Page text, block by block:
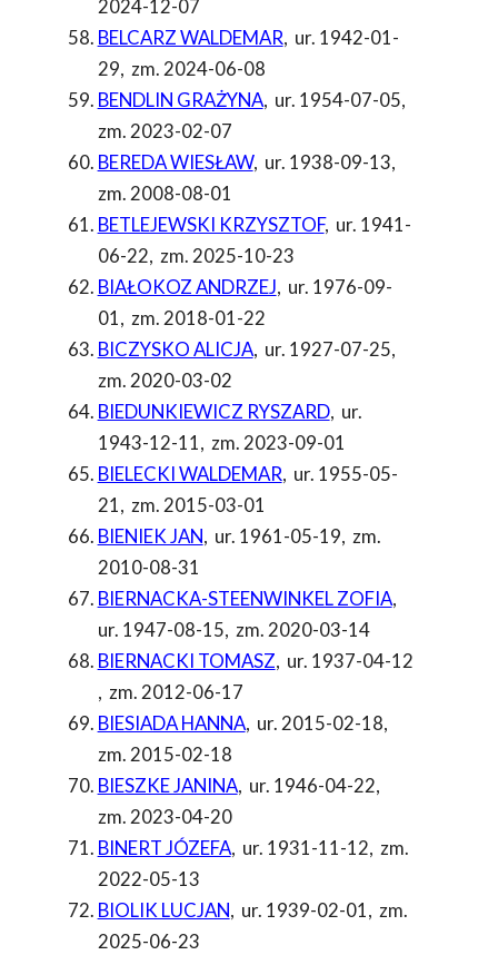
2024-12-07
BELCARZ WALDEMAR, ur. 1942-01-
29, zm. 2024-06-08
BENDLIN GRAŻYNA, ur. 1954-07-05,
zm. 2023-02-07
BEREDA WIESŁAW, ur. 1938-09-13,
zm. 2008-08-01
BETLEJEWSKI KRZYSZTOF, ur. 1941-
06-22, zm. 2025-10-23
BIAŁOKOZ ANDRZEJ, ur. 1976-09-
01, zm. 2018-01-22
BICZYSKO ALICJA, ur. 1927-07-25,
zm. 2020-03-02
BIEDUNKIEWICZ RYSZARD, ur.
1943-12-11, zm. 2023-09-01
BIELECKI WALDEMAR, ur. 1955-05-
21, zm. 2015-03-01
BIENIEK JAN, ur. 1961-05-19, zm.
2010-08-31
BIERNACKA-STEENWINKEL ZOFIA,
ur. 1947-08-15, zm. 2020-03-14
BIERNACKI TOMASZ, ur. 1937-04-12
, zm. 2012-06-17
BIESIADA HANNA, ur. 2015-02-18,
zm. 2015-02-18
BIESZKE JANINA, ur. 1946-04-22,
zm. 2023-04-20
BINERT JÓZEFA, ur. 1931-11-12, zm.
2022-05-13
BIOLIK LUCJAN, ur. 1939-02-01, zm.
2025-06-23